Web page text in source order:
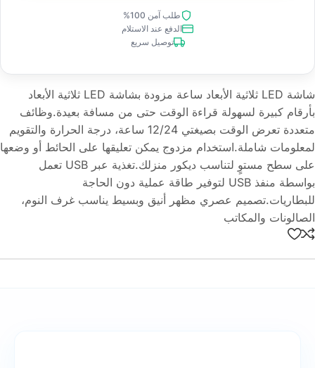
طلب آمن 100%
الدفع عند الاستلام
توصيل سريع
شاشة LED ثلاثية الأبعاد ساعة مزودة بشاشة LED ثلاثية الأبعاد
بأرقام كبيرة لسهولة قراءة الوقت حتى من مسافة بعيدة.وظائف
متعددة تعرض الوقت بصيغتي 12/24 ساعة، درجة الحرارة والتقويم
لمعلومات شاملة.استخدام مزدوج يمكن تعليقها على الحائط أو وضعها
على سطح مستوٍ لتناسب ديكور منزلك.تغذية عبر USB تعمل
بواسطة منفذ USB لتوفير طاقة عملية دون الحاجة
للبطاريات.تصميم عصري مظهر أنيق وبسيط يناسب غرف النوم،
الصالونات والمكاتب